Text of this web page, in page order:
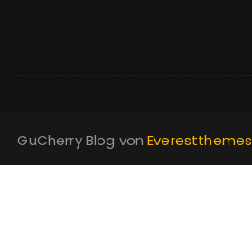
GuCherry Blog vonEverestthemes